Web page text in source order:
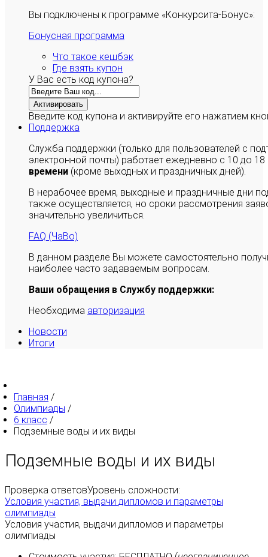
Вы подключены к программе «Конкурсита-Бонус»:
Бонусная программа
Что такое кешбэк
Где взять купон
У Вас есть код купона?
Активировать
Введите код купона и активируйте его нажатием
Поддержка
Служба поддержки (только для пользователей с
электронной почты) работает ежедневно с 10 до
времени (кроме выходных и праздничных дней).
В нерабочее время, выходные и праздничные дни
также осуществляется, но сроки рассмотрения
значительно увеличиться.
FAQ (ЧаВо)
В данном разделе Вы можете самостоятельно
наиболее часто задаваемым вопросам.
Ваши обращения в Службу поддержки:
Необходима авторизация
Новости
Итоги
Главная /
Олимпиады /
6 класс /
Подземные воды и их виды
Подземные воды и их виды
Проверка ответовУровень сложности:
Условия участия, выдачи дипломов и параметры
олимпиады
Условия участия, выдачи дипломов и параметры
олимпиады